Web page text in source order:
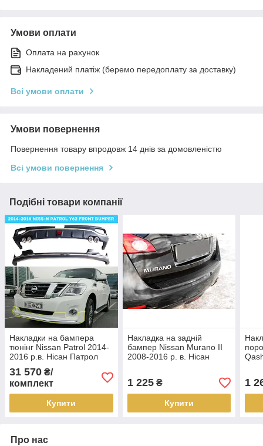
Умови оплати
Оплата на рахунок
Накладений платіж (беремо передоплату за доставку)
Всі умови оплати
Умови повернення
Повернення товару впродовж 14 днів за домовленістю
Всі умови повернення
Подібні товари компанії
Накладки на бампера
тюнінг Nissan Patrol 2014-
2016 р.в. Нісан Патрол
31 570 ₴/
комплект
Купити
Накладка на задній
бампер Nissan Murano II
2008-2016 р. в. Нісан
1 225₴
Купити
1
Про нас